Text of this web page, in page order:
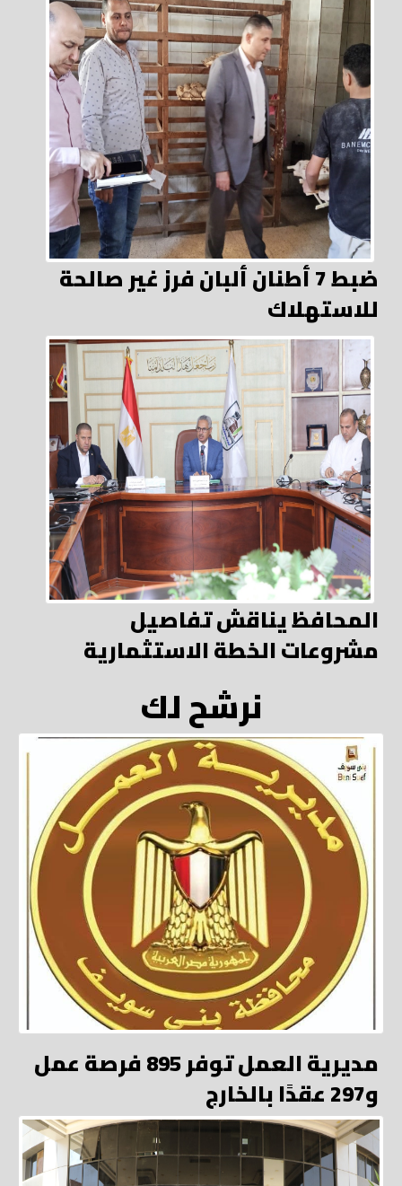
ضبط 7 أطنان ألبان فرز غير صالحة
للاستهلاك
المحافظ يناقش تفاصيل
مشروعات الخطة الاستثمارية
نرشح لك
مديرية العمل توفر 895 فرصة عمل
و297 عقدًا بالخارج